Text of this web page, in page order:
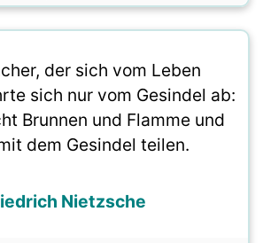
der sich vom Leben
sich nur vom Gesindel ab:
Brunnen und Flamme und
dem Gesindel teilen.
Nietzsche